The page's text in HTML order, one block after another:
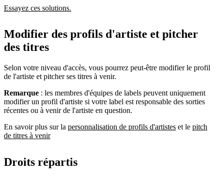
Essayez ces solutions.
Modifier des profils d'artiste et pitcher
des titres
Selon votre niveau d'accès, vous pourrez peut-être modifier le profil
de l'artiste et pitcher ses titres à venir.
Remarque : les membres d'équipes de labels peuvent uniquement
modifier un profil d'artiste si votre label est responsable des sorties
récentes ou à venir de l'artiste en question.
En savoir plus sur la personnalisation de profils d'artistes et le pitch
de titres à venir
Droits répartis